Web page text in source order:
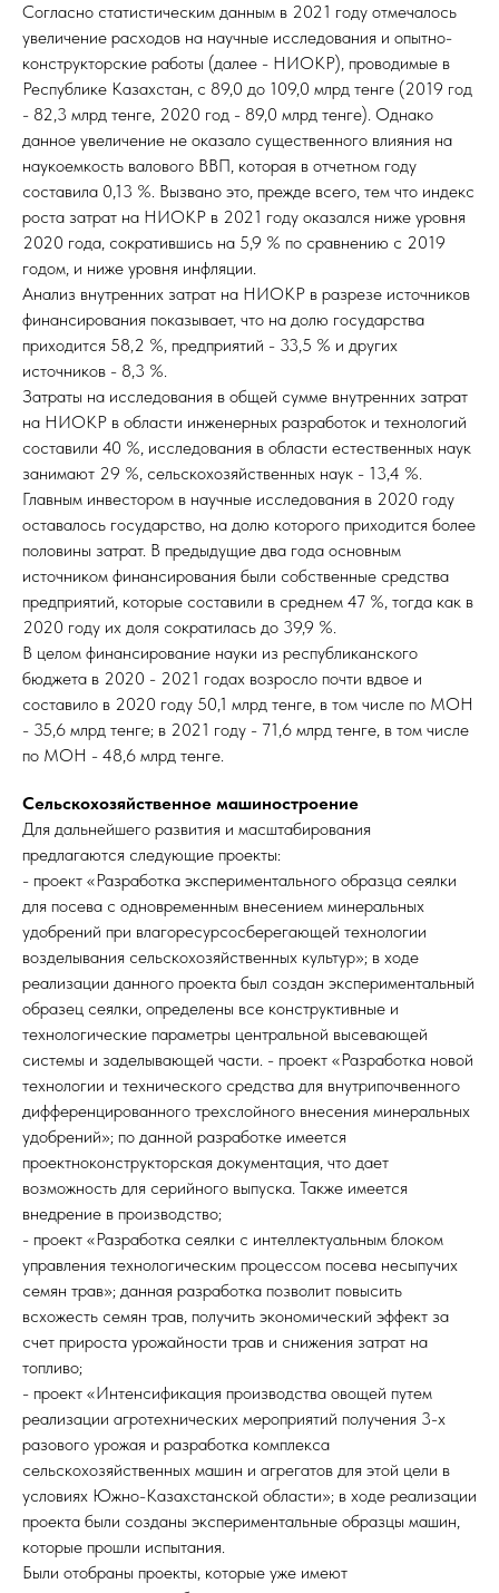
Согласно статистическим данным в 2021 году отмечалось
увеличение расходов на научные исследования и опытно-
конструкторские работы (далее - НИОКР), проводимые в
Республике Казахстан, с 89,0 до 109,0 млрд тенге (2019 год
- 82,3 млрд тенге, 2020 год - 89,0 млрд тенге). Однако
данное увеличение не оказало существенного влияния на
наукоемкость валового ВВП, которая в отчетном году
составила 0,13 %. Вызвано это, прежде всего, тем что индекс
роста затрат на НИОКР в 2021 году оказался ниже уровня
2020 года, сократившись на 5,9 % по сравнению с 2019
годом, и ниже уровня инфляции.
Анализ внутренних затрат на НИОКР в разрезе источников
финансирования показывает, что на долю государства
приходится 58,2 %, предприятий - 33,5 % и других
источников - 8,3 %.
Затраты на исследования в общей сумме внутренних затрат
на НИОКР в области инженерных разработок и технологий
составили 40 %, исследования в области естественных наук
занимают 29 %, сельскохозяйственных наук - 13,4 %.
Главным инвестором в научные исследования в 2020 году
оставалось государство, на долю которого приходится более
половины затрат. В предыдущие два года основным
источником финансирования были собственные средства
предприятий, которые составили в среднем 47 %, тогда как в
2020 году их доля сократилась до 39,9 %.
В целом финансирование науки из республиканского
бюджета в 2020 - 2021 годах возросло почти вдвое и
составило в 2020 году 50,1 млрд тенге, в том числе по МОН
- 35,6 млрд тенге; в 2021 году - 71,6 млрд тенге, в том числе
по МОН - 48,6 млрд тенге.
Сельскохозяйственное машиностроение
Для дальнейшего развития и масштабирования
предлагаются следующие проекты:
- проект «Разработка экспериментального образца сеялки
для посева с одновременным внесением минеральных
удобрений при влагоресурсосберегающей технологии
возделывания сельскохозяйственных культур»; в ходе
реализации данного проекта был создан экспериментальный
образец сеялки, определены все конструктивные и
технологические параметры центральной высевающей
системы и заделывающей части. - проект «Разработка новой
технологии и технического средства для внутрипочвенного
дифференцированного трехслойного внесения минеральных
удобрений»; по данной разработке имеется
проектноконструкторская документация, что дает
возможность для серийного выпуска. Также имеется
внедрение в производство;
- проект «Разработка сеялки с интеллектуальным блоком
управления технологическим процессом посева несыпучих
семян трав»; данная разработка позволит повысить
всхожесть семян трав, получить экономический эффект за
счет прироста урожайности трав и снижения затрат на
топливо;
- проект «Интенсификация производства овощей путем
реализации агротехнических мероприятий получения 3-х
разового урожая и разработка комплекса
сельскохозяйственных машин и агрегатов для этой цели в
условиях Южно-Казахстанской области»; в ходе реализации
проекта были созданы экспериментальные образцы машин,
которые прошли испытания.
Были отобраны проекты, которые уже имеют